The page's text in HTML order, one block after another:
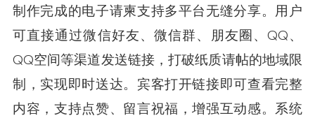
制作完成的电子请柬支持多平台无缝分享。用户
可直接通过微信好友、微信群、朋友圈、QQ、
QQ空间等渠道发送链接，打破纸质请帖的地域限
制，实现即时送达。宾客打开链接即可查看完整
内容，支持点赞、留言祝福，增强互动感。系统